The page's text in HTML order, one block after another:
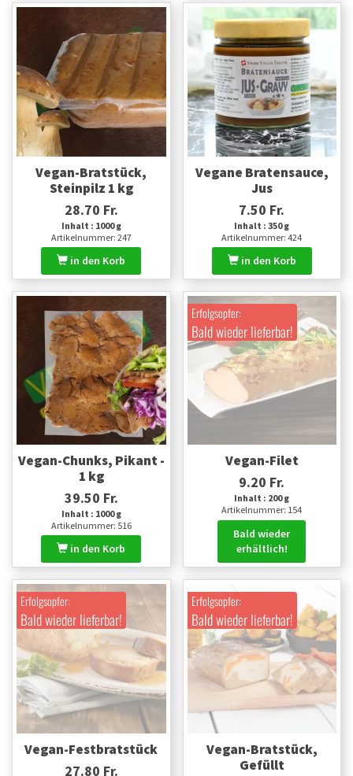
Vegan-Bratstück,
Steinpilz 1 kg
28.70 Fr.
Inhalt : 1000 g
Artikelnummer: 247
in den Korb
Vegane Bratensauce,
Jus
7.50 Fr.
Inhalt : 350 g
Artikelnummer: 424
in den Korb
Vegan-Chunks, Pikant -
1 kg
39.50 Fr.
Inhalt : 1000 g
Artikelnummer: 516
in den Korb
Erfolgsopfer:
Bald wieder lieferbar!
Vegan-Filet
9.20 Fr.
Inhalt : 200 g
Artikelnummer: 154
Bald wieder
erhältlich!
Erfolgsopfer:
Bald wieder lieferbar!
Vegan-Festbratstück
27.80 Fr.
Erfolgsopfer:
Bald wieder lieferbar!
Vegan-Bratstück,
Gefüllt